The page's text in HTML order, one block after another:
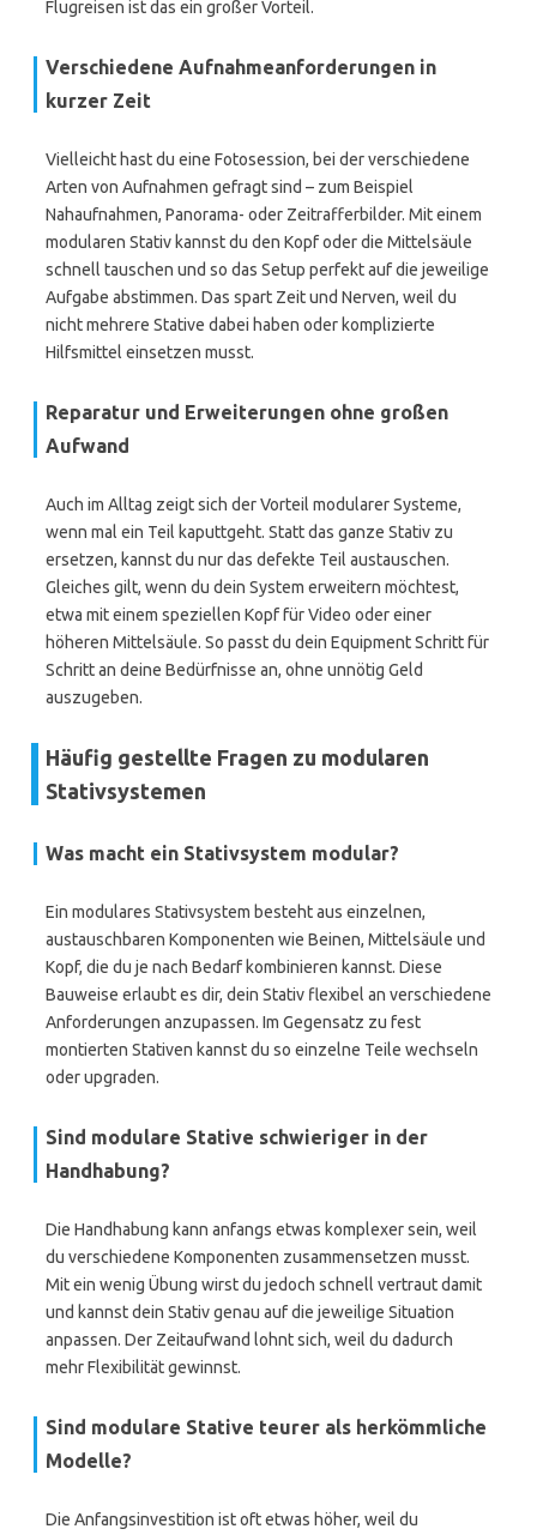
Flugreisen ist das ein großer Vorteil.
Verschiedene Aufnahmeanforderungen in
kurzer Zeit
Vielleicht hast du eine Fotosession, bei der verschiedene
Arten von Aufnahmen gefragt sind – zum Beispiel
Nahaufnahmen, Panorama- oder Zeitrafferbilder. Mit einem
modularen Stativ kannst du den Kopf oder die Mittelsäule
schnell tauschen und so das Setup perfekt auf die jeweilige
Aufgabe abstimmen. Das spart Zeit und Nerven, weil du
nicht mehrere Stative dabei haben oder komplizierte
Hilfsmittel einsetzen musst.
Reparatur und Erweiterungen ohne großen
Aufwand
Auch im Alltag zeigt sich der Vorteil modularer Systeme,
wenn mal ein Teil kaputtgeht. Statt das ganze Stativ zu
ersetzen, kannst du nur das defekte Teil austauschen.
Gleiches gilt, wenn du dein System erweitern möchtest,
etwa mit einem speziellen Kopf für Video oder einer
höheren Mittelsäule. So passt du dein Equipment Schritt für
Schritt an deine Bedürfnisse an, ohne unnötig Geld
auszugeben.
Häufig gestellte Fragen zu modularen
Stativsystemen
Was macht ein Stativsystem modular?
Ein modulares Stativsystem besteht aus einzelnen,
austauschbaren Komponenten wie Beinen, Mittelsäule und
Kopf, die du je nach Bedarf kombinieren kannst. Diese
Bauweise erlaubt es dir, dein Stativ flexibel an verschiedene
Anforderungen anzupassen. Im Gegensatz zu fest
montierten Stativen kannst du so einzelne Teile wechseln
oder upgraden.
Sind modulare Stative schwieriger in der
Handhabung?
Die Handhabung kann anfangs etwas komplexer sein, weil
du verschiedene Komponenten zusammensetzen musst.
Mit ein wenig Übung wirst du jedoch schnell vertraut damit
und kannst dein Stativ genau auf die jeweilige Situation
anpassen. Der Zeitaufwand lohnt sich, weil du dadurch
mehr Flexibilität gewinnst.
Sind modulare Stative teurer als herkömmliche
Modelle?
Die Anfangsinvestition ist oft etwas höher, weil du